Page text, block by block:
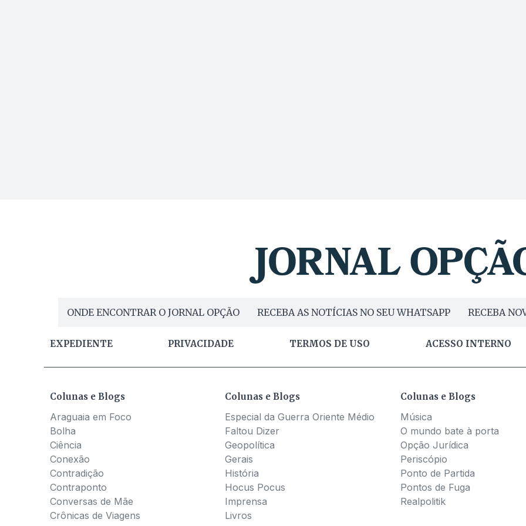
ONDE ENCONTRAR O JORNAL OPÇÃO RECEBA AS NOTÍCIAS NO SEU WHATSAPP RECEBA
EXPEDIENTE PRIVACIDADE TERMOS DE USO ACESSO INTERNO
Colunas e Blogs
Araguaia em Foco
Bolha
Ciência
Conexão
Contradição
Contraponto
Conversas de Mãe
Crônicas de Viagens
Colunas e Blogs
Especial da Guerra Oriente Médio
Faltou Dizer
Geopolítica
Gerais
História
Hocus Pocus
Imprensa
Livros
Colunas e Blogs
Música
O mundo bate à porta
Opção Jurídica
Periscópio
Ponto de Partida
Pontos de Fuga
Realpolitik